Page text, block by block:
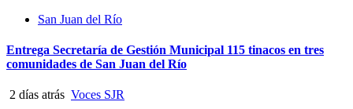
San Juan del Río
Entrega Secretaría de Gestión Municipal 115 tinacos en tres
comunidades de San Juan del Río
2 días atrás Voces SJR